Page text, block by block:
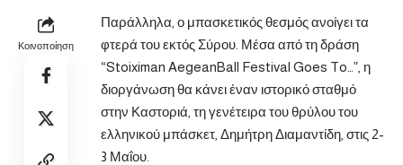
Κοινοποίηση
Παράλληλα, ο μπασκετικός θεσμός ανοίγει τα
φτερά του εκτός Σύρου. Μέσα από τη δράση
“Stoiximan AegeanBall Festival Goes To…”, η
διοργάνωση θα κάνει έναν ιστορικό σταθμό
στην Καστοριά, τη γενέτειρα του θρύλου του
ελληνικού μπάσκετ, Δημήτρη Διαμαντίδη, στις 2-
3 Μαΐου.